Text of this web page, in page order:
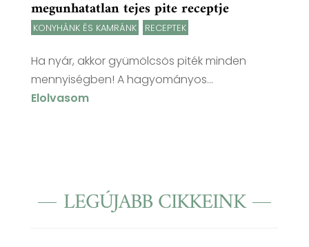
megunhatatlan tejes pite receptje
KONYHÁNK ÉS KAMRÁNK RECEPTEK
Ha nyár, akkor gyümölcsös piték minden
mennyiségben! A hagyományos...
Elolvasom
LEGÚJABB CIKKEINK